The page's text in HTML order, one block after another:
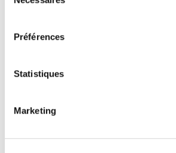
Préférences
Statistiques
Marketing
2017 : Les Artisans de Paix
Gouvernement Basque d’avoir
Fausses affirmations sur la
n'ont pas respecté la légalité
alors qu'ils affirment avoir suivi